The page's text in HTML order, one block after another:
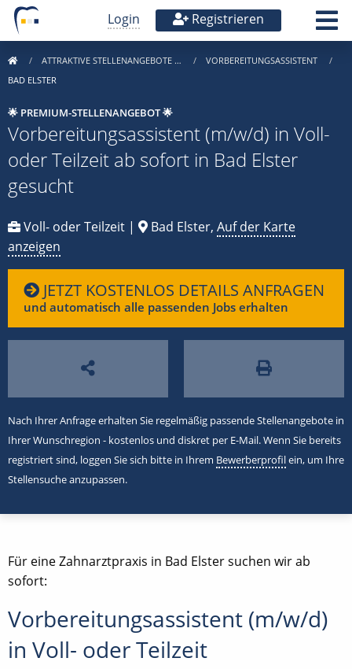
Login Registrieren
ATTRAKTIVE STELLENANGEBOTE …
VORBEREITUNGSASSISTENT
BAD ELSTER
🌟 PREMIUM-STELLENANGEBOT 🌟
Vorbereitungsassistent (m/w/d) in Voll-
oder Teilzeit ab sofort in Bad Elster
gesucht
Voll- oder Teilzeit | Bad Elster, Auf der Karte
anzeigen
JETZT KOSTENLOS DETAILS ANFRAGEN
und automatisch alle passenden Jobs erhalten
Nach Ihrer Anfrage erhalten Sie regelmäßig passende Stellenangebote in
Ihrer Wunschregion - kostenlos und diskret per E-Mail. Wenn Sie bereits
registriert sind, loggen Sie sich bitte in Ihrem Bewerberprofilein, um Ihre
Stellensuche anzupassen.
Für eine Zahnarztpraxis in Bad Elster suchen wir ab
sofort:
Vorbereitungsassistent (m/w/d)
in Voll- oder Teilzeit